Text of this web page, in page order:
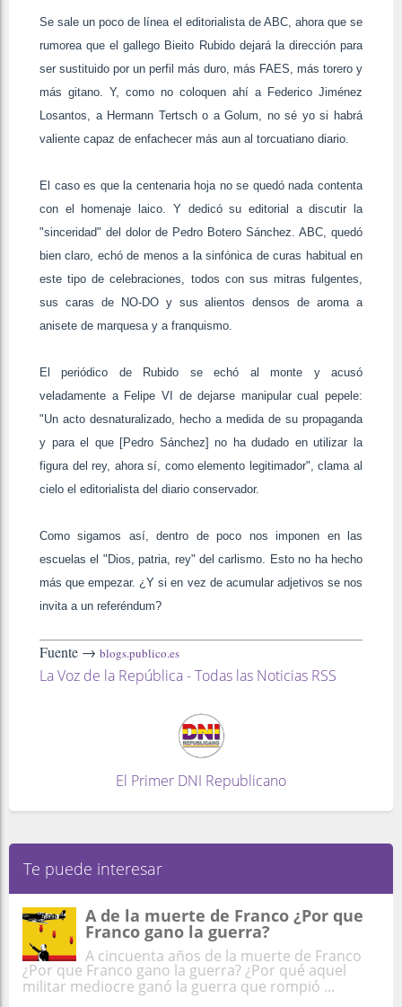
Se sale un poco de línea el editorialista de ABC, ahora que se
rumorea que el gallego Bieito Rubido dejará la dirección para
ser sustituido por un perfil más duro, más FAES, más torero y
más gitano. Y, como no coloquen ahí a Federico Jiménez
Losantos, a Hermann Tertsch o a Golum, no sé yo si habrá
valiente capaz de enfachecer más aun al torcuatiano diario.
El caso es que la centenaria hoja no se quedó nada contenta
con el homenaje laico. Y dedicó su editorial a discutir la
"sinceridad" del dolor de Pedro Botero Sánchez. ABC, quedó
bien claro, echó de menos a la sinfónica de curas habitual en
este tipo de celebraciones, todos con sus mitras fulgentes,
sus caras de NO-DO y sus alientos densos de aroma a
anisete de marquesa y a franquismo.
El periódico de Rubido se echó al monte y acusó
veladamente a Felipe VI de dejarse manipular cual pepele:
"Un acto desnaturalizado, hecho a medida de su propaganda
y para el que [Pedro Sánchez] no ha dudado en utilizar la
figura del rey, ahora sí, como elemento legitimador", clama al
cielo el editorialista del diario conservador.
Como sigamos así, dentro de poco nos imponen en las
escuelas el "Dios, patria, rey" del carlismo. Esto no ha hecho
más que empezar. ¿Y si en vez de acumular adjetivos se nos
invita a un referéndum?
Fuente → blogs.publico.es
La Voz de la República - Todas las Noticias RSS
El Primer DNI Republicano
Te puede interesar
A de la muerte de Franco ¿Por que
Franco gano la guerra?
A cincuenta años de la muerte de Franco
¿Por que Franco gano la guerra? ¿Por qué aquel
militar mediocre ganó la guerra que rompió ...